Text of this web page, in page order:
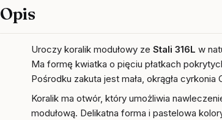
Opis
Uroczy koralik modułowy zeStali 316L w
Ma formę kwiatka o pięciu płatkach
Pośrodku zakuta jest mała, okrągła cyrkonia
Koralik ma otwór, który umożliwia
modułową. Delikatna forma i pastelowa